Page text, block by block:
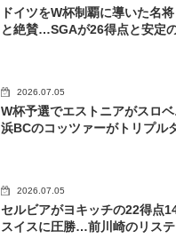
ドイツをW杯制覇に導いた名将
と絶賛…SGAが26得点と安定
2026.07.05
W杯予選でエストニアがスロ
浜BCのコッツァーがトリプル
2026.07.05
セルビアがヨキッチの22得点
スイスに圧勝…前川崎のリス